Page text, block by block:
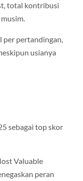
total kontribusi
per pertandingan,
usianya
sebagai top skor
Valuable
peran